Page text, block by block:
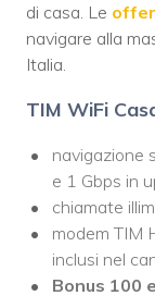
di casa. Le
navigare alla
Italia.
TIM WiFi
navigazione
e 1 Gbps in
chiamate
modem TIM
inclusi nel
Bonus 100